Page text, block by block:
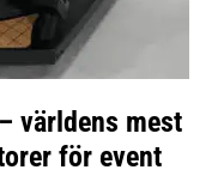
världens mest
för event